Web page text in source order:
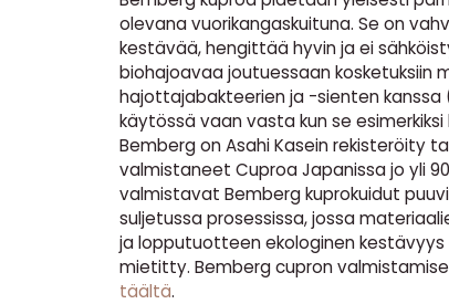
olevana vuorikangaskuituna. Se on
kestävää, hengittää hyvin ja ei
biohajoavaa joutuessaan kosketuksiin
hajottajabakteerien ja -sienten kanssa
käytössä vaan vasta kun se
Bemberg on Asahi Kasein rekisteröity
valmistaneet Cuproa Japanissa jo yli
valmistavat Bemberg kuprokuidut
suljetussa prosessissa, jossa
ja lopputuotteen ekologinen kestävyys
mietitty. Bemberg cupron
täältä.